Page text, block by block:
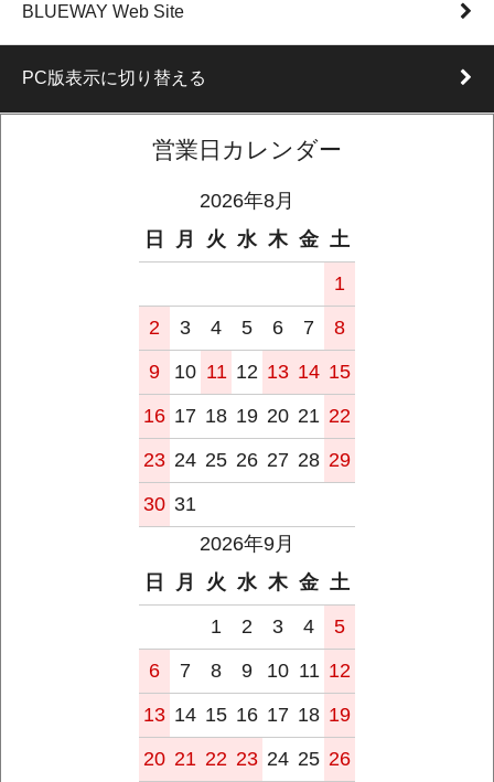
BLUEWAY Web Site
PC版表示に切り替える
営業日カレンダー
2026年8月
日
月 火 水 木 金 土
1
2
3 4 5 6 7
8
9
10 11 12 13 14 15
16 17 18 19 20 21 22
23 24 25 26 27 28 29
30 31
2026年9月
日
月 火 水 木 金 土
1
2 3 4
5
6
7 8 9 10 11 12
13 14 15 16 17 18 19
20 21 22 23 24 25 26